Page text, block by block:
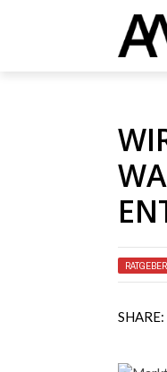
RATGEBER
SHARE: